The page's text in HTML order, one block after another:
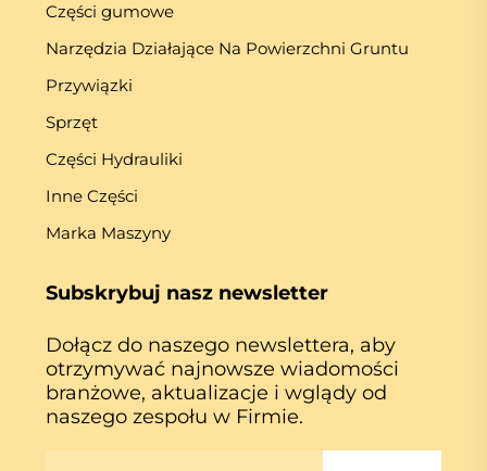
Części gumowe
Narzędzia Działające Na Powierzchni Gruntu
Przywiązki
Sprzęt
Części Hydrauliki
Inne Części
Marka Maszyny
Subskrybuj nasz newsletter
Dołącz do naszego newslettera, aby
otrzymywać najnowsze wiadomości
branżowe, aktualizacje i wglądy od
naszego zespołu w Firmie.